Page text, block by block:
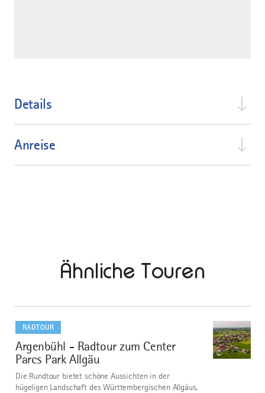
Details
Anreise
Ähnliche Touren
RADTOUR
1
Argenbühl - Radtour zum Center
Parcs Park Allgäu
©
Die Rundtour bietet schöne Aussichten in der
hügeligen Landschaft des Württembergischen Allgäus.
dazu